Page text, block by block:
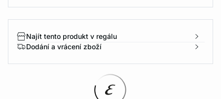
Najít tento produkt v regálu
Dodání a vrácení zboží